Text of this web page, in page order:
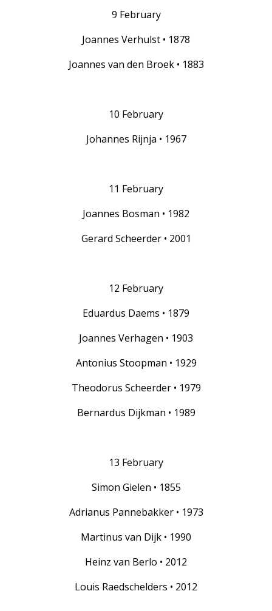
9 February
Joannes Verhulst • 1878
Joannes van den Broek • 1883
10 February
Johannes Rijnja • 1967
11 February
Joannes Bosman • 1982
Gerard Scheerder • 2001
12 February
Eduardus Daems • 1879
Joannes Verhagen • 1903
Antonius Stoopman • 1929
Theodorus Scheerder • 1979
Bernardus Dijkman • 1989
13 February
Simon Gielen • 1855
Adrianus Pannebakker • 1973
Martinus van Dijk • 1990
Heinz van Berlo • 2012
Louis Raedschelders • 2012